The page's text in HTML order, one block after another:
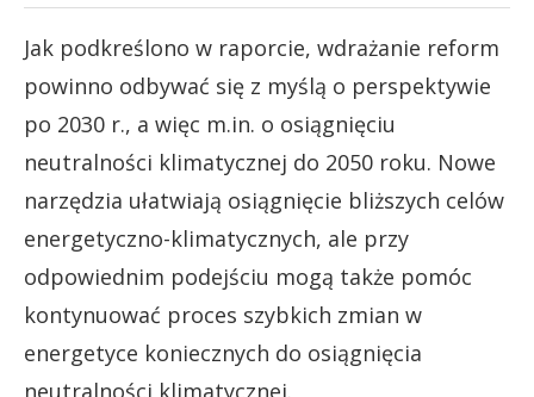
Jak podkreślono w raporcie, wdrażanie reform
powinno odbywać się z myślą o perspektywie
po 2030 r., a więc m.in. o osiągnięciu
neutralności klimatycznej do 2050 roku. Nowe
narzędzia ułatwiają osiągnięcie bliższych celów
energetyczno-klimatycznych, ale przy
odpowiednim podejściu mogą także pomóc
kontynuować proces szybkich zmian w
energetyce koniecznych do osiągnięcia
neutralności klimatycznej.